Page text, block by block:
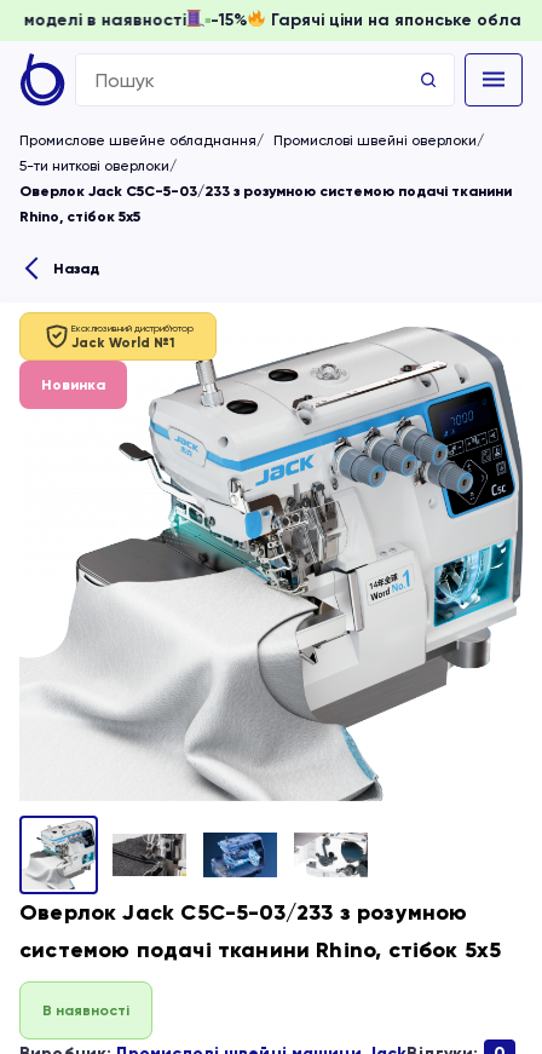
доки моделі в наявності -15% Гарячі ціни на
Search
for:
Промислове швейне обладнання
Промислові швейні оверлоки
5-ти ниткові оверлоки
Оверлок Jack C5C-5-03/233 з розумною системою подачі тканини
Rhino, стібок 5х5
Назад
Ексклюзивний дистриб'ютор
Jack World №1
Новинка
Оверлок Jack C5C-5-03/233 з розумною
системою подачі тканини Rhino, стібок 5х5
В наявності